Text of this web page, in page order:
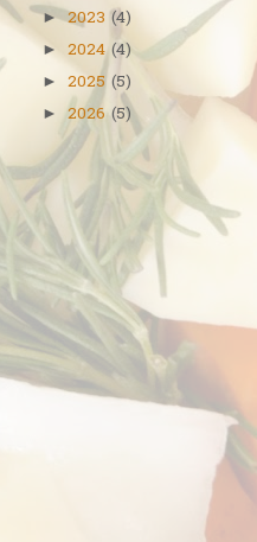
► 2023 (4)
► 2024 (4)
► 2025 (5)
► 2026 (5)